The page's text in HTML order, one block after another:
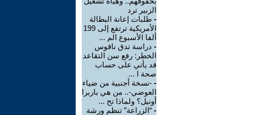
الزبير ترد
- طلبات إعانة البطالة
الأمريكية ترتفع إلى 199
ألفا الأسبوع الم ...
- دراسة تدق ناقوس
الخطر: رفع سن التقاعد
قد يأتي على حساب
صحة ا ...
- -نسخة أجنبية من ضياء
العوضي-.. من هي باربرا
أونيل؟ ولماذا تح ...
- “الزراعة” تنظم ورشة